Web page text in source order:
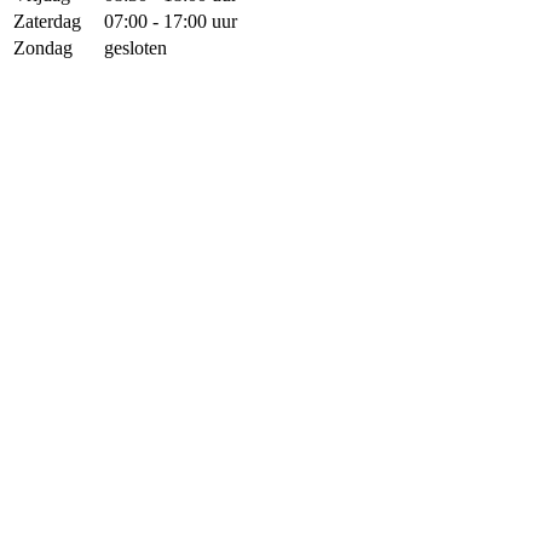
Zaterdag
07:00 - 17:00 uur
Zondag
gesloten